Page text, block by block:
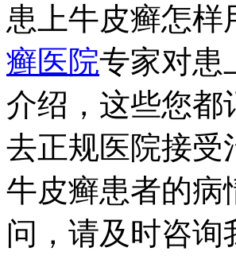
患上牛皮癣怎样
癣医院专家对患
介绍，这些您都
去正规医院接受
牛皮癣患者的病
问，请及时咨询